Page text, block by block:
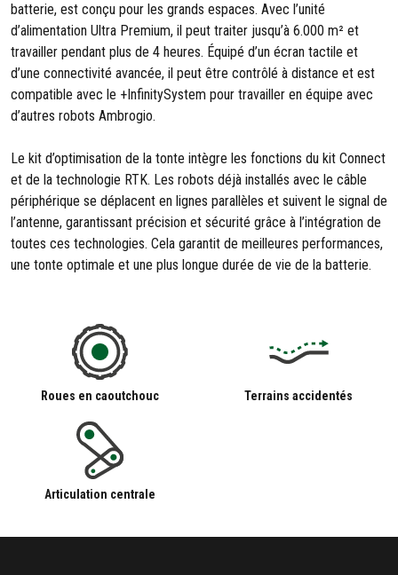
batterie, est conçu pour les grands espaces. Avec l’unité
d’alimentation Ultra Premium, il peut traiter jusqu’à 6.000 m² et
travailler pendant plus de 4 heures. Équipé d’un écran tactile et
d’une connectivité avancée, il peut être contrôlé à distance et est
compatible avec le +InfinitySystem pour travailler en équipe avec
d’autres robots Ambrogio.
Le kit d’optimisation de la tonte intègre les fonctions du kit Connect
et de la technologie RTK. Les robots déjà installés avec le câble
périphérique se déplacent en lignes parallèles et suivent le signal de
l’antenne, garantissant précision et sécurité grâce à l’intégration de
toutes ces technologies. Cela garantit de meilleures performances,
une tonte optimale et une plus longue durée de vie de la batterie.
Roues en caoutchouc Terrains accidentés
Articulation centrale